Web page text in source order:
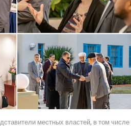
местных властей, в том числе